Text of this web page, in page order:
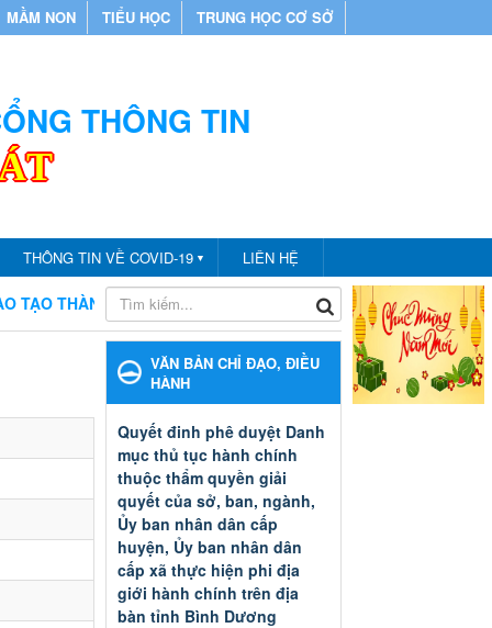
MẦM NON TIỂU HỌC TRUNG HỌC CƠ SỞ
THÔNG TIN
THÔNG TIN VỀ COVID-19 ▼ LIÊN HỆ
PHỐ BẾN CÁT CHÀO MỪNG BẠN ĐẾN VỚI CỔNG
VĂN BẢN CHỈ ĐẠO, ĐIỀU
HÀNH
Quyết đinh phê duyệt Danh
mục thủ tục hành chính
thuộc thẩm quyền giải
quyết của sở, ban, ngành,
Ủy ban nhân dân cấp
huyện, Ủy ban nhân dân
cấp xã thực hiện phi địa
giới hành chính trên địa
bàn tỉnh Bình Dương